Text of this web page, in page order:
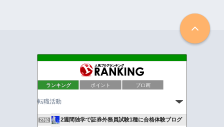
ランキング ポイント ブロ画
キャリパス
20位 バリスタFIREへの道
21位
23位 2週間独学で証券外務員試験1種に合格体験ブログ